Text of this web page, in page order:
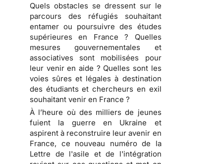
Quels obstacles se dressent sur le
parcours des réfugiés souhaitant
entamer ou poursuivre des études
supérieures en France ? Quelles
mesures gouvernementales et
associatives sont mobilisées pour
leur venir en aide ? Quelles sont les
voies sûres et légales à destination
des étudiants et chercheurs en exil
souhaitant venir en France ?
À l’heure où des milliers de jeunes
fuient la guerre en Ukraine et
aspirent à reconstruire leur avenir en
France, ce nouveau numéro de la
Lettre de l'asile et de l'intégration